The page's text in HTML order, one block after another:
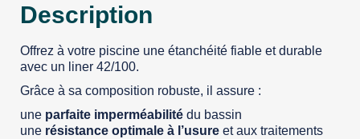
Description
Offrez à votre piscine une étanchéité fiable et durable
avec un liner 42/100.
Grâce à sa composition robuste, il assure :
une parfaite imperméabilité du bassin
une résistance optimale à l’usure et aux traitements